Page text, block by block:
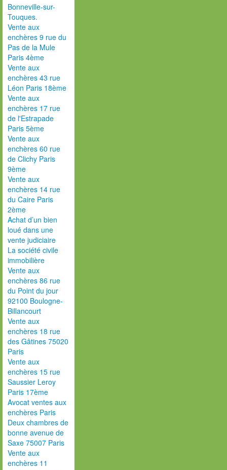
Bonneville-sur-
Touques.
Vente aux
enchères 9 rue du
Pas de la Mule
Paris 4ème
Vente aux
enchères 43 rue
Léon Paris 18ème
Vente aux
enchères 17 rue
de l'Estrapade
Paris 5ème
Vente aux
enchères 60 rue
de Clichy Paris
9ème
Vente aux
enchères 14 rue
du Caire Paris
2ème
Achat d’un bien
loué dans une
vente judiciaire
La société civile
immobilière
Vente aux
enchères 86 rue
du Point du jour
92100 Boulogne-
Billancourt
Vente aux
enchères 18 rue
des Gâtines 75020
Paris
Vente aux
enchères 15 rue
Saussier Leroy
Paris 17ème
Avocat ventes aux
enchères Paris
Deux chambres de
bonne avenue de
Saxe 75007 Paris
Vente aux
enchères 11